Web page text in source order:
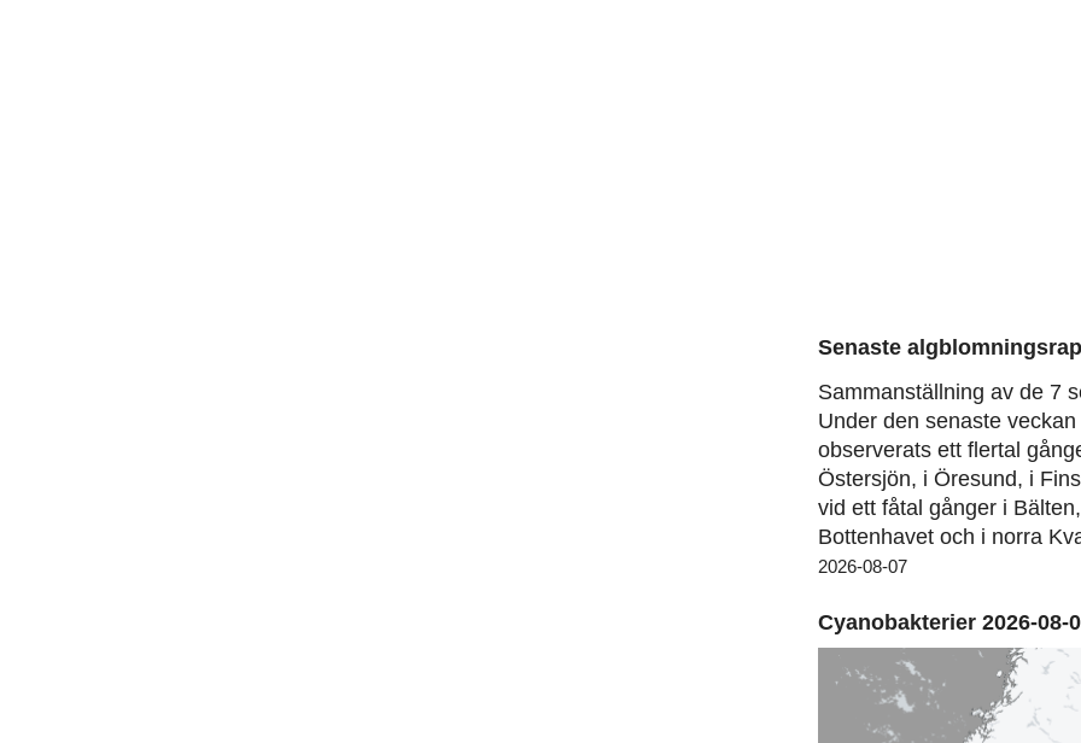
Senaste
Sammanställning av de 7
Under den senaste
observerats ett flertal
Östersjön, i Öresund, i
vid ett fåtal gånger i
Bottenhavet och i norra
2026-08-07
Cyanobakterier 2026-08-